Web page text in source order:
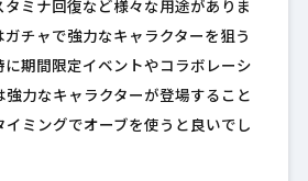
タミナ回復など様々な用途がありま
ガチャで強力なキャラクターを狙う
に期間限定イベントやコラボレーシ
強力なキャラクターが登場すること
イミングでオーブを使うと良いでし